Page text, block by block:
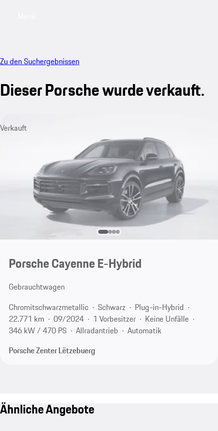
Zu den Suchergebnissen
Dieser Porsche wurde verkauft.
Verkauft
Porsche Cayenne E-Hybrid
Gebrauchtwagen
Chromitschwarzmetallic
Schwarz
Plug-in-Hybrid
22.771 km
09/2024 1 Vorbesitzer
Keine Unfälle
346 kW / 470 PS
Allradantrieb
Automatik
Porsche Zenter Lëtzebuerg
Ähnliche Angebote